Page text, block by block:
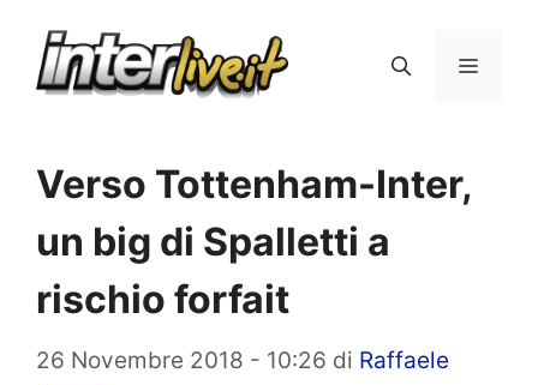
Menu
Verso Tottenham-Inter,
un big di Spalletti a
rischio forfait
26 Novembre 2018 - 10:26 di Raffaele